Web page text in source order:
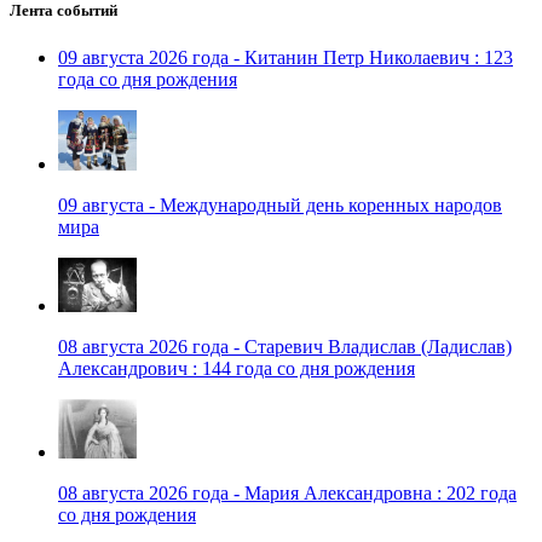
Лента событий
09 августа 2026 года - Китанин Петр Николаевич : 123
года со дня рождения
09 августа - Международный день коренных народов
мира
08 августа 2026 года - Старевич Владислав (Ладислав)
Александрович : 144 года со дня рождения
08 августа 2026 года - Мария Александровна : 202 года
со дня рождения